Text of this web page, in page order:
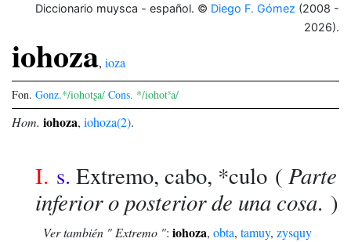
Diccionario muysca - español. © Diego F. Gómez (2008 -
2026).
iohoza, ioza
Fon. Gonz.*/iohotʂa/ Cons. */iohotsa/
Hom. iohoza, iohoza(2).
I. s. Extremo, cabo, *culo ( Parte
inferior o posterior de una cosa. )
Ver también " Extremo ": iohoza, obta, tamuy, zysquy